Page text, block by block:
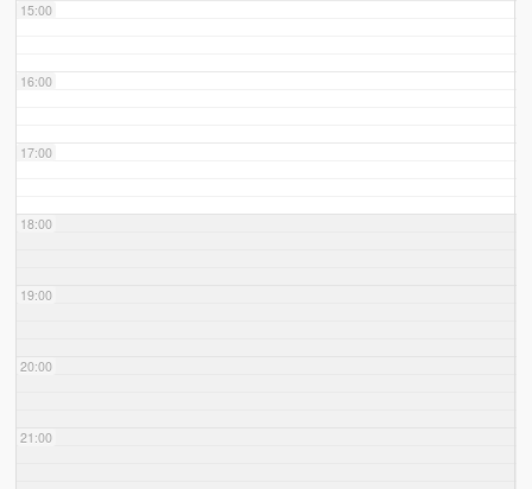
15:00
16:00
17:00
18:00
19:00
20:00
21:00